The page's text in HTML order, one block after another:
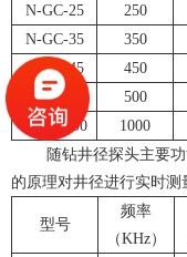
N-GC-25 250
N-GC-35 350
N-GC-45
450
N-GC-50
500
N-GC-100
1000
随钻井径探头主要功
的原理对井径进行实时测
型号
频率
（KHz）